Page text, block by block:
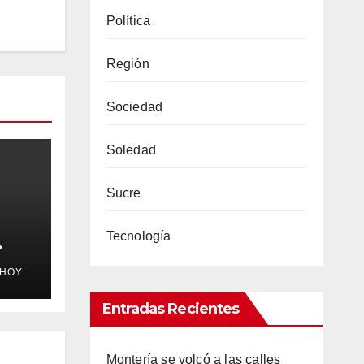
Política
Región
Sociedad
Soledad
Sucre
Tecnología
Entradas Recientes
Montería se volcó a las calles